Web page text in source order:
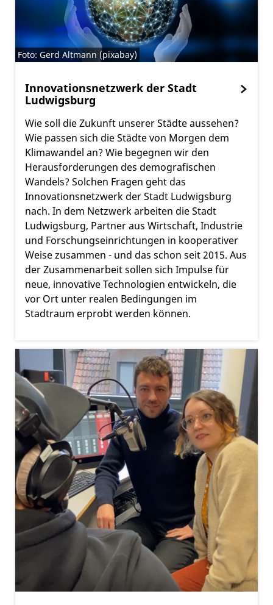
Foto: Gerd Altmann (pixabay)
Innovationsnetzwerk der Stadt
Ludwigsburg
Wie soll die Zukunft unserer Städte aussehen?
Wie passen sich die Städte von Morgen dem
Klimawandel an? Wie begegnen wir den
Herausforderungen des demografischen
Wandels? Solchen Fragen geht das
Innovationsnetzwerk der Stadt Ludwigsburg
nach. In dem Netzwerk arbeiten die Stadt
Ludwigsburg, Partner aus Wirtschaft, Industrie
und Forschungseinrichtungen in kooperativer
Weise zusammen - und das schon seit 2015. Aus
der Zusammenarbeit sollen sich Impulse für
neue, innovative Technologien entwickeln, die
vor Ort unter realen Bedingungen im
Stadtraum erprobt werden können.